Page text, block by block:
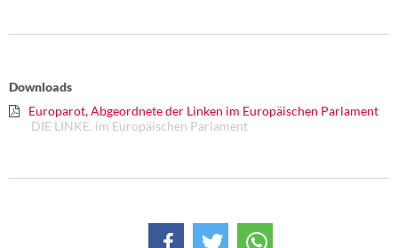
Eurokrise und Griechenland
DIE LINKE
Weitere Themen
Downloads
Europarot, Abgeordnete der Linken im Europäischen Parlament
DIE LINKE. im Europäischen Parlament